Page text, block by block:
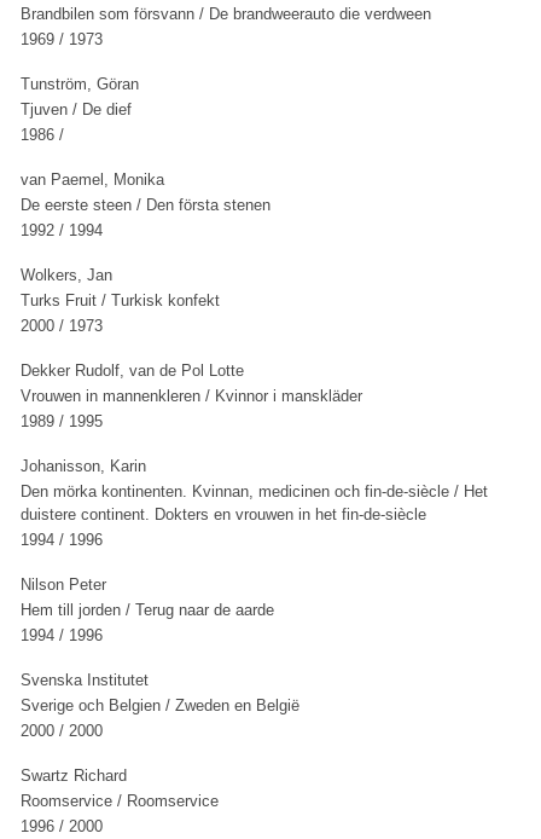
Brandbilen som försvann / De brandweerauto die verdween
1969 / 1973
Tunström, Göran
Tjuven / De dief
1986 /
van Paemel, Monika
De eerste steen / Den första stenen
1992 / 1994
Wolkers, Jan
Turks Fruit / Turkisk konfekt
2000 / 1973
Dekker Rudolf, van de Pol Lotte
Vrouwen in mannenkleren / Kvinnor i manskläder
1989 / 1995
Johanisson, Karin
Den mörka kontinenten. Kvinnan, medicinen och fin-de-siècle / Het
duistere continent. Dokters en vrouwen in het fin-de-siècle
1994 / 1996
Nilson Peter
Hem till jorden / Terug naar de aarde
1994 / 1996
Svenska Institutet
Sverige och Belgien / Zweden en België
2000 / 2000
Swartz Richard
Roomservice / Roomservice
1996 / 2000